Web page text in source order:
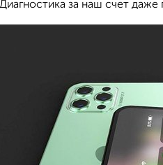
за наш счет